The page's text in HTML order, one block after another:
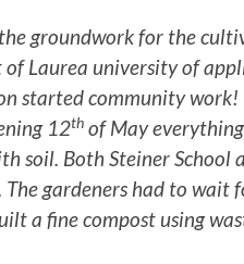
groundwork for the
Laurea university of
started community
12th of May
soil. Both Steiner
The gardeners had to
a fine compost using